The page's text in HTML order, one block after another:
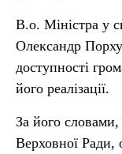
В.о. Міністра у
Олександр
доступності
його реалізації.
За його словами,
Верховної Ради,